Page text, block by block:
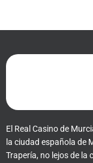
El Real Casino de
la ciudad española de
Trapería, no lejos de la